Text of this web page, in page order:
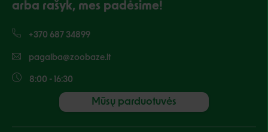
arba rašyk, mes padėsime!
+370 687 34899
pagalba@zoobaze.lt
8:00 - 16:30
Mūsų parduotuvės